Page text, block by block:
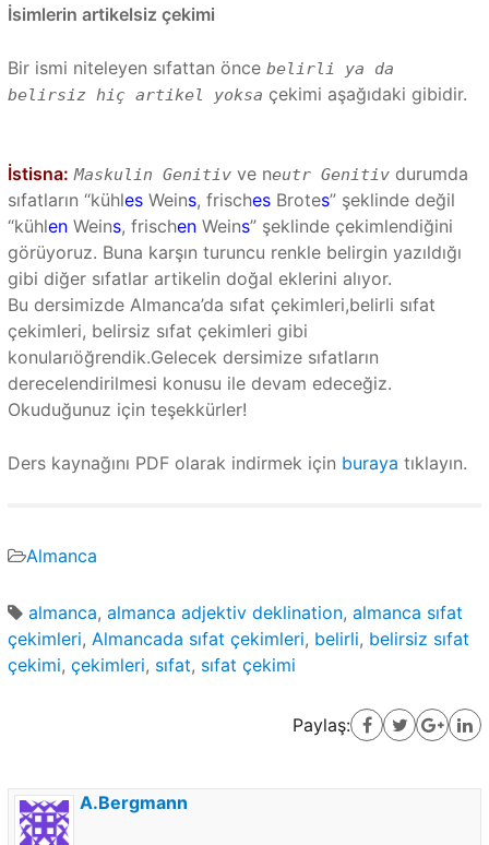
İsimlerin artikelsiz çekimi
Bir ismi niteleyen sıfattan önce belirli ya da
belirsiz hiç artikel yoksa çekimi aşağıdaki gibidir.
İstisna: Maskulin Genitivve neutr Genitivdurumda
sıfatların “kühlesWeins, frischesBrotes” şeklinde değil
“kühlenWeins, frischenWeins” şeklinde çekimlendiğini
görüyoruz. Buna karşın turuncu renkle belirgin yazıldığı
gibi diğer sıfatlar artikelin doğal eklerini alıyor.
Bu dersimizde Almanca’da sıfat çekimleri,belirli sıfat
çekimleri, belirsiz sıfat çekimleri gibi
konularıöğrendik.Gelecek dersimize sıfatların
derecelendirilmesi konusu ile devam edeceğiz.
Okuduğunuz için teşekkürler!
Ders kaynağını PDF olarak indirmek için buraya tıklayın.
Almanca
almanca, almanca adjektiv deklination, almanca sıfat
çekimleri, Almancada sıfat çekimleri, belirli, belirsiz sıfat
çekimi, çekimleri, sıfat, sıfat çekimi
Paylaş:
A.Bergmann